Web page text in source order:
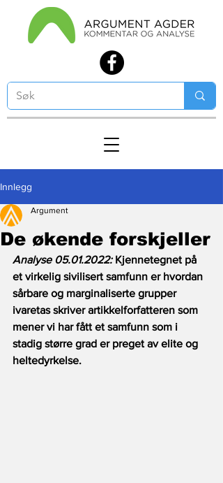
Innlegg
De økende forskjeller
Argument
Analyse 05.01.2022: Kjennetegnet på
et virkelig sivilisert samfunn er hvordan
sårbare og marginaliserte grupper
ivaretas skriver artikkelforfatteren som
mener vi har fått et samfunn som i
stadig større grad er preget av elite og
heltedyrkelse.